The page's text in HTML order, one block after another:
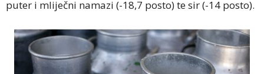
puter i mliječni namazi (-18,7 posto) te sir (-14 posto).